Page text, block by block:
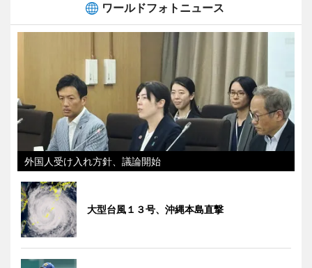
ワールドフォトニュース
外国人受け入れ方針、議論開始
大型台風１３号、沖縄本島直撃